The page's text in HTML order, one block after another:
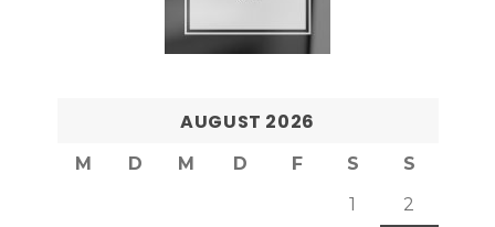
AUGUST 2026
M D M D F S
S
1
2